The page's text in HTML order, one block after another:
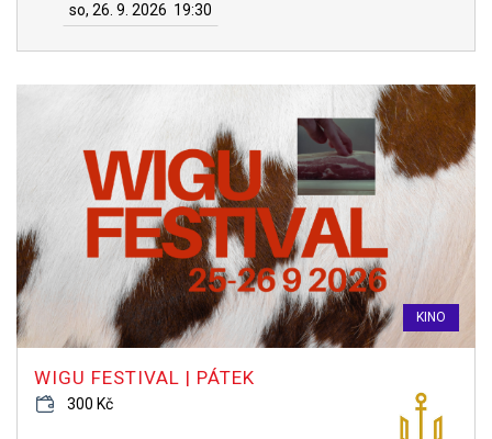
so, 26. 9. 2026 19:30
KINO
WIGU FESTIVAL | PÁTEK
300 Kč